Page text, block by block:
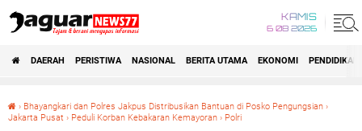
KAMIS
6 08 2026
DAERAH PERISTIWA NASIONAL BERITA UTAMA EKONOMI PENDIDIKAN
› Bhayangkari dan Polres Jakpus Distribusikan Bantuan di Posko Pengungsian‎ ›
Jakarta Pusat › Peduli Korban Kebakaran Kemayoran › Polri